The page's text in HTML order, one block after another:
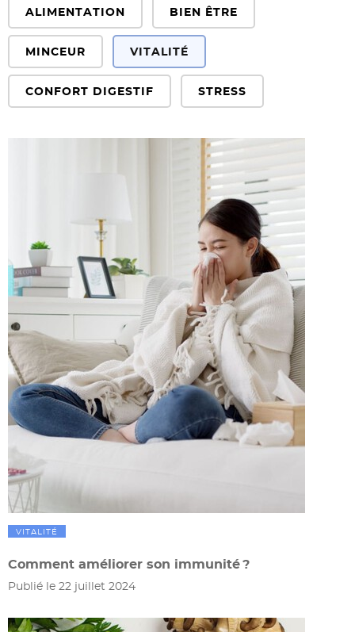
ALIMENTATION BIEN ÊTRE
MINCEUR VITALITÉ
CONFORT DIGESTIF STRESS
VITALITÉ
Comment améliorer son immunité ?
Publié le 22 juillet 2024